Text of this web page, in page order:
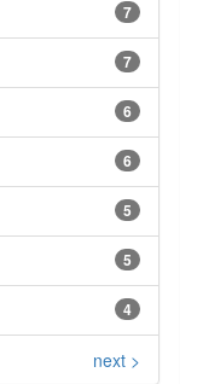
7
7
6
6
5
5
4
next >